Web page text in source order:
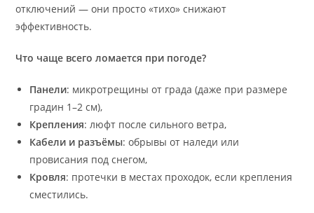
отключений — они просто «тихо» снижают
эффективность.
Что чаще всего ломается при погоде?
Панели: микротрещины от града (даже при размере
градин 1–2 см),
Крепления: люфт после сильного ветра,
Кабели и разъёмы: обрывы от наледи или
провисания под снегом,
Кровля: протечки в местах проходок, если крепления
сместились.